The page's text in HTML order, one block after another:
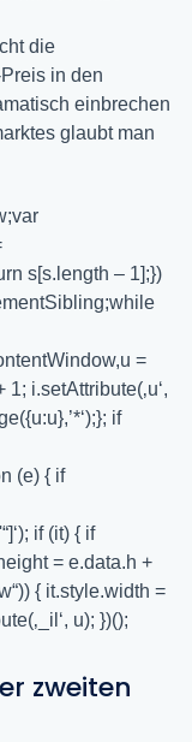
die
in den
einbrechen
glaubt man
s[s.length – 1];})
=
i.setAttribute(‚u‘,
if
(e) { if
if (it) { if
= e.data.h +
{ it.style.width =
u); })();
zweiten